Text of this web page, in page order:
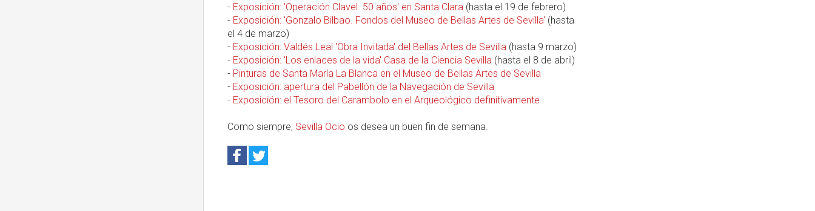
- Exposición: 'Operación Clavel. 50 años' en Santa Clara (hasta el 19 de febrero)
- Exposición: 'Gonzalo Bilbao. Fondos del Museo de Bellas Artes de Sevilla' (hasta
el 4 de marzo)
- Exposición: Valdés Leal 'Obra Invitada' del Bellas Artes de Sevilla (hasta 9 marzo)
- Exposición: 'Los enlaces de la vida' Casa de la Ciencia Sevilla (hasta el 8 de abril)
- Pinturas de Santa María La Blanca en el Museo de Bellas Artes de Sevilla
- Exposición: apertura del Pabellón de la Navegación de Sevilla
- Exposición: el Tesoro del Carambolo en el Arqueológico definitivamente
Como siempre, Sevilla Ocio os desea un buen fin de semana.